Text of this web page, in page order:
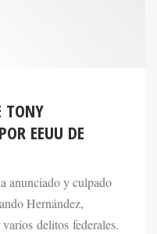
TONY
EEUU DE
anunciado y culpado
Hernández,
delitos federales.